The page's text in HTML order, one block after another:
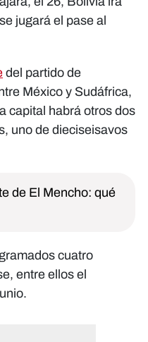
jugará el pase al
del partido de
México y Sudáfrica,
capital habrá otros dos
uno de dieciseisavos
de El Mencho: qué
cuatro
entre ellos el